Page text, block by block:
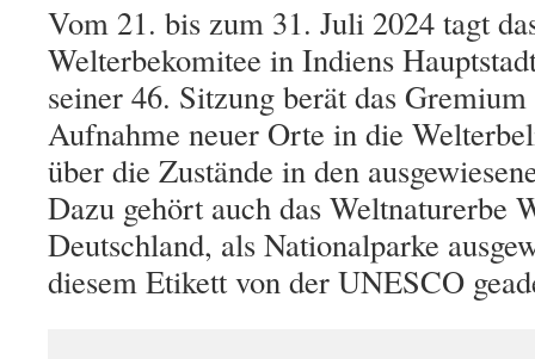
Vom 21. bis zum 31. Juli 2024 tagt
Welterbekomitee in Indiens
seiner 46. Sitzung berät das
Aufnahme neuer Orte in die
über die Zustände in den
Dazu gehört auch das Weltnaturerbe
Deutschland, als Nationalparke
diesem Etikett von der UNESCO